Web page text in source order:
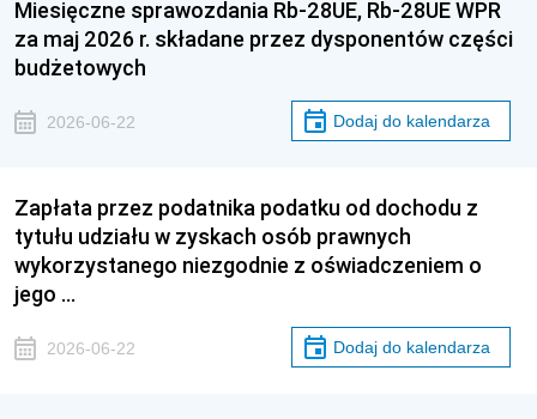
Miesięczne sprawozdania Rb-28UE, Rb-28UE WPR
za maj 2026 r. składane przez dysponentów części
budżetowych
2026-06-22 Dodaj do kalendarza
Zapłata przez podatnika podatku od dochodu z
tytułu udziału w zyskach osób prawnych
wykorzystanego niezgodnie z oświadczeniem o
jego …
2026-06-22 Dodaj do kalendarza